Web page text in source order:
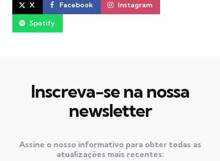
X Facebook Instagram
Spotify
Inscreva-se na nossa
newsletter
Assine o nosso informativo para obter todas as
atualizações mais recentes: